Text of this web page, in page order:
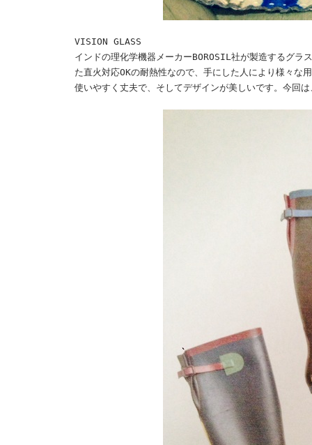
VISION GLASS
インドの理化学機器メーカーBOROSIL社が製造するグラ
た直火対応OKの耐熱性なので、手にした人により様々
使いやすく丈夫で、そしてデザインが美しいです。今回